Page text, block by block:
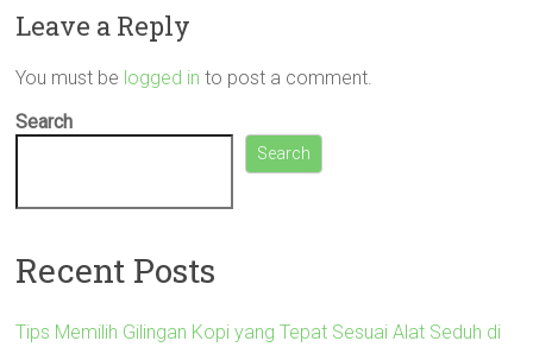
Leave a Reply
You must be logged in to post a comment.
Search
Search
Recent Posts
Tips Memilih Gilingan Kopi yang Tepat Sesuai Alat Seduh di